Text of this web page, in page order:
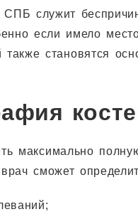
служит
если имело
становятся
максимально
сможет